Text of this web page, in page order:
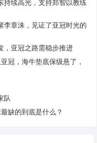
持续高光，支持郑智以教练
李章洙，见证了亚冠时光的
，亚冠之路需稳步推进
冠，海牛垫底保级悬了，
队
缺的到底是什么？